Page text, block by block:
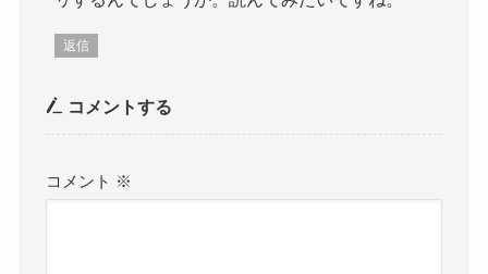
返信
コメントする
コメント ※